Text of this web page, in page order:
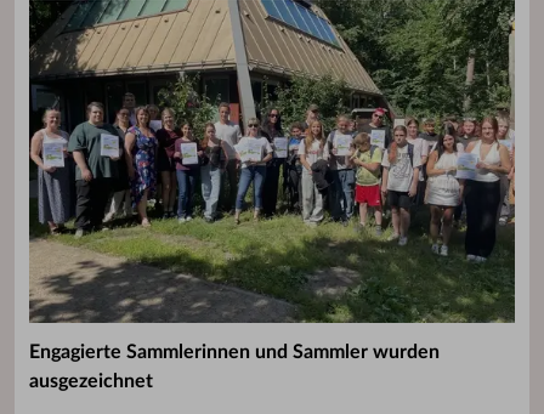
Engagierte Sammlerinnen und Sammler wurden
ausgezeichnet